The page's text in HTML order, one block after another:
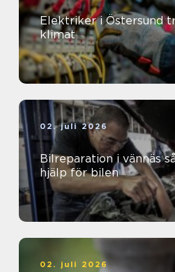
Elektriker i Östersund trygg el i ett kallt
klimat
02. juli 2026
Bilreparation i vännäs så hittar du rätt
hjälp för bilen
02. juli 2026